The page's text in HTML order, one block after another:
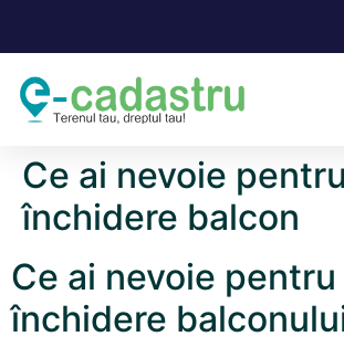
Ce ai nevoie pentru
închidere balcon
Ce ai nevoie pentru
închidere